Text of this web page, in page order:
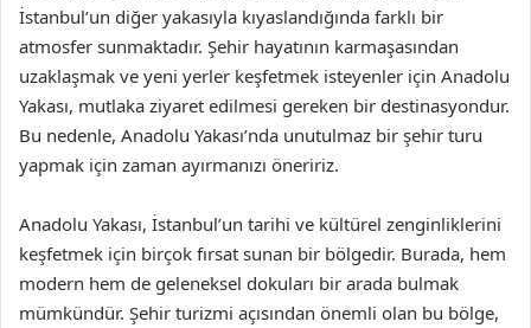
İstanbul’un diğer yakasıyla kıyaslandığında farklı bir
atmosfer sunmaktadır. Şehir hayatının karmaşasından
uzaklaşmak ve yeni yerler keşfetmek isteyenler için Anadolu
Yakası, mutlaka ziyaret edilmesi gereken bir destinasyondur.
Bu nedenle, Anadolu Yakası’nda unutulmaz bir şehir turu
yapmak için zaman ayırmanızı öneririz.
Anadolu Yakası, İstanbul’un tarihi ve kültürel zenginliklerini
keşfetmek için birçok fırsat sunan bir bölgedir. Burada, hem
modern hem de geleneksel dokuları bir arada bulmak
mümkündür. Şehir turizmi açısından önemli olan bu bölge,